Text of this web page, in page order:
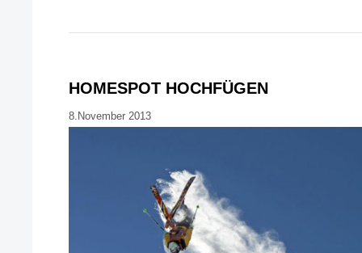
HOMESPOT HOCHFÜGEN
8.November 2013